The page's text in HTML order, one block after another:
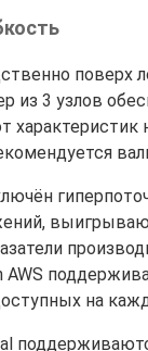
из 3 узлов
AWS
на